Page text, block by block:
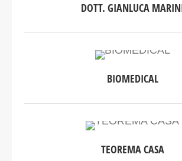
DOTT. GIANLUCA
BIOMEDICAL
TEOREMA CASA